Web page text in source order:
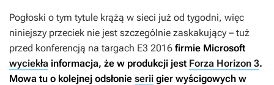
Pogłoski o tym tytule krążą w sieci już od tygodni, więc
niniejszy przeciek nie jest szczególnie zaskakujący – tuż
przed konferencją na targach E3 2016 firmie Microsoft
wyciekła informacja, że w produkcji jest Forza Horizon 3.
Mowa tu o kolejnej odsłonie serii gier wyścigowych w